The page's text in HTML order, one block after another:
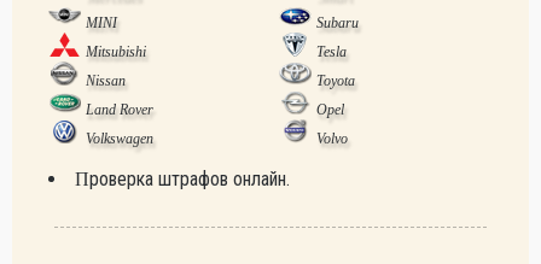
MINI
Subaru
Mitsubishi
Tesla
Nissan
Toyota
Land Rover
Opel
Volkswagen
Volvo
Проверка штрафов онлайн.